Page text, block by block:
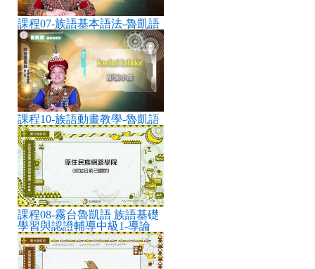
課程07-族語基本語法-魯凱語
課程10-族語動畫教學-魯凱語
課程08-霧台魯凱語 族語基礎
學習與認證輔導中級1-導論